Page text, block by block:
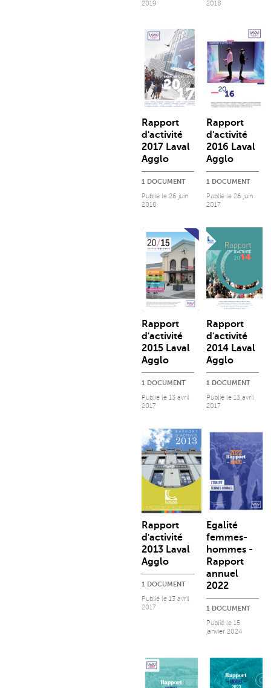
2019 2018
Rapport
d'activité
2017 Laval
Agglo
1 DOCUMENT
Publié le 26 juin
2018
Rapport
d'activité
2016 Laval
Agglo
1 DOCUMENT
Publié le 26 juin
2017
Rapport
d'activité
2015 Laval
Agglo
1 DOCUMENT
Publié le 13 avril
2017
Rapport
d'activité
2014 Laval
Agglo
1 DOCUMENT
Publié le 13 avril
2017
Rapport
d'activité
2013 Laval
Agglo
1 DOCUMENT
Publié le 13 avril
2017
Egalité
femmes-
hommes -
Rapport
annuel
2022
1 DOCUMENT
Publié le 15
janvier 2024